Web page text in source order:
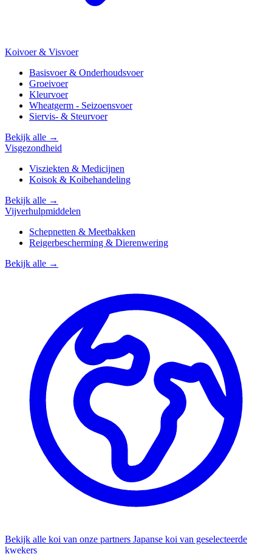
Koivoer & Visvoer
Basisvoer & Onderhoudsvoer
Groeivoer
Kleurvoer
Wheatgerm - Seizoensvoer
Siervis- & Steurvoer
Bekijk alle →
Visgezondheid
Visziekten & Medicijnen
Koisok & Koibehandeling
Bekijk alle →
Vijverhulpmiddelen
Schepnetten & Meetbakken
Reigerbescherming & Dierenwering
Bekijk alle →
Bekijk alle koi van onze partners Japanse koi van geselecteerde
kwekers